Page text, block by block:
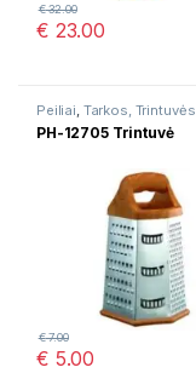
€ 23.00
€32.00
Peiliai, Tarkos, Trintuvės
PH-12705 Trintuvė
€ 5.00
€7.00